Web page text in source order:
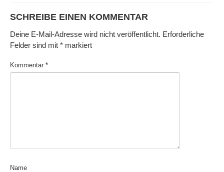
SCHREIBE EINEN KOMMENTAR
Deine E-Mail-Adresse wird nicht veröffentlicht. Erforderliche
Felder sind mit * markiert
Kommentar *
Name